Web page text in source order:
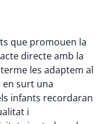
que promouen la
directe amb la
les adaptem al
en surt una
infants recordaran
i